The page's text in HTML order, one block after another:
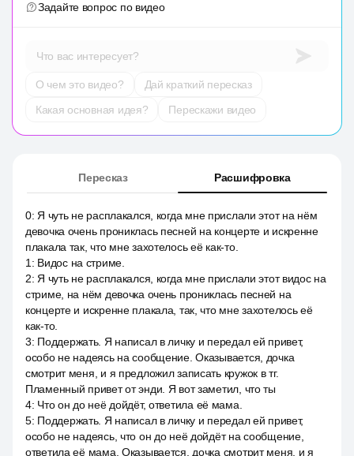
Задайте вопрос по видео
Что вас интересует?
О чем это видео?
Дай краткий пересказ
Какая основная идея?
Перескажи видео
Пересказ Расшифровка
0: Я чуть не расплакался, когда мне прислали этот на нём
девочка очень прониклась песней на концерте и искренне
плакала так, что мне захотелось её как-то.
1 : Видос на стриме.
2: Я чуть не расплакался, когда мне прислали этот видос на
стриме, на нём девочка очень прониклась песней на
концерте и искренне плакала, так, что мне захотелось её
как-то.
3: Поддержать. Я написал в личку и передал ей привет,
особо не надеясь на сообщение. Оказывается, дочка
смотрит меня, и я предложил записать кружок в тг.
Пламенный привет от энди. Я вот заметил, что ты
4: Что он до неё дойдёт, ответила её мама.
5: Поддержать. Я написал в личку и передал ей привет,
особо не надеясь, что он до неё дойдёт на сообщение,
ответила её мама. Оказывается, дочка смотрит меня, и я